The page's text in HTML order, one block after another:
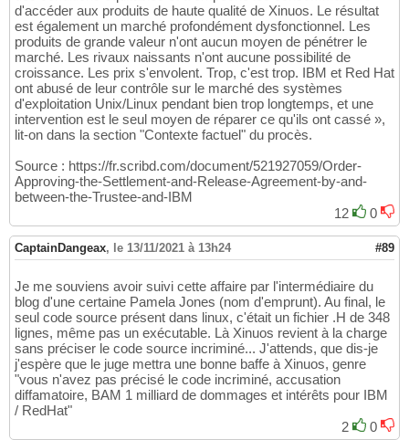
d'accéder aux produits de haute qualité de Xinuos. Le résultat
est également un marché profondément dysfonctionnel. Les
produits de grande valeur n'ont aucun moyen de pénétrer le
marché. Les rivaux naissants n'ont aucune possibilité de
croissance. Les prix s'envolent. Trop, c'est trop. IBM et Red Hat
ont abusé de leur contrôle sur le marché des systèmes
d'exploitation Unix/Linux pendant bien trop longtemps, et une
intervention est le seul moyen de réparer ce qu'ils ont cassé »,
lit-on dans la section "Contexte factuel" du procès.
Source : https://fr.scribd.com/document/521927059/Order-
Approving-the-Settlement-and-Release-Agreement-by-and-
between-the-Trustee-and-IBM
12
0
CaptainDangeax, le 13/11/2021 à 13h24 #89
Je me souviens avoir suivi cette affaire par l'intermédiaire du
blog d'une certaine Pamela Jones (nom d'emprunt). Au final, le
seul code source présent dans linux, c'était un fichier .H de 348
lignes, même pas un exécutable. Là Xinuos revient à la charge
sans préciser le code source incriminé... J'attends, que dis-je
j'espère que le juge mettra une bonne baffe à Xinuos, genre
"vous n'avez pas précisé le code incriminé, accusation
diffamatoire, BAM 1 milliard de dommages et intérêts pour IBM
/ RedHat"
2
0